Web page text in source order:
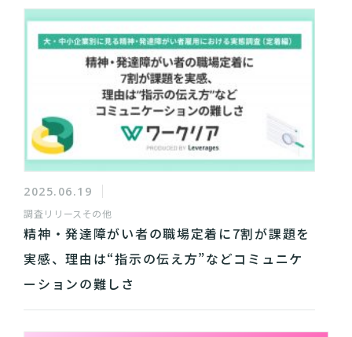
2025.06.19
調査リリース その他
精神・発達障がい者の職場定着に7割が課題を
実感、理由は“指示の伝え方”などコミュニケ
ーションの難しさ